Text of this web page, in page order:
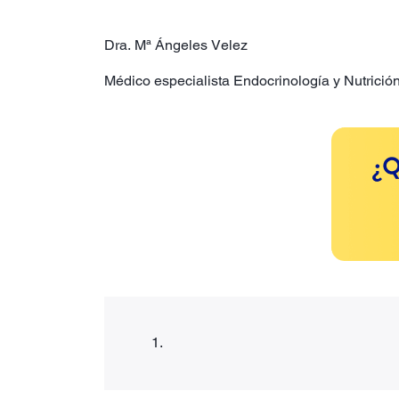
Dra. Mª Ángeles Velez
Médico especialista Endocrinología y